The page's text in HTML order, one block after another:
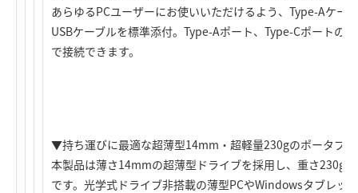
あらゆるPCユーザーにお使いいただけるよう、Type-Aケー
USBケーブルを標準添付。Type-Aポート、Type-Cポートの
で接続できます。
▼持ち運びに最適な超薄型14mm・超軽量230gのポータブ
本製品は薄さ14mmの超薄型ドライブを採用し、重さ230g
です。光学式ドライブ非搭載の薄型PCやWindowsタブレッ